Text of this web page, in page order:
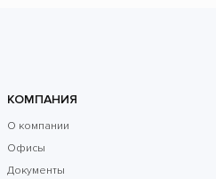
КОМПАНИЯ
О компании
Офисы
Документы